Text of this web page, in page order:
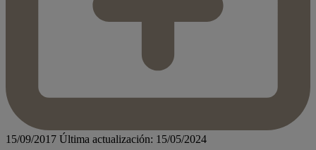
15/09/2017 Última actualización: 15/05/2024